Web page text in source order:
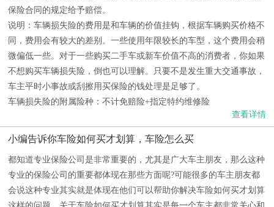
保险合同的规定给予赔偿。
说明：车辆损失险的费用是和车辆的价值挂钩，根据车辆购买价格不
同，费用会有较大的差别。一些使用年限较长的车型，这个费用会稍
微偏低一些。对于一些购买二手车或新车价值不高的消费者，你如果
不想购买车辆损失险，倒也可以理解。只要不是发生重大交通事故，
车主平时小事故或刮擦用买保险的钱处理是足够了。
车辆损失险的附属险种：不计免赔险+指定特约维修险
查看详情
小编告诉你车险如何买才划算，车险怎么买
都知道专业保险公司是非常重要的，尤其是广大车主朋友，那么这种
专业的保险公司的重要都体现在那些方面呢?可能很多的车主朋友都
会说这种专业其实就是体现在他们可以帮助你解决车险如何买才划算